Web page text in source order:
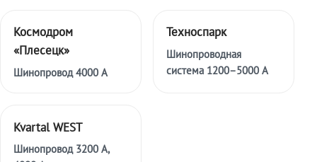
Космодром
«Плесецк»
Шинопровод 4000 А
Техноспарк
Шинопроводная
система 1200–5000 А
Kvartal WEST
Шинопровод 3200 А,